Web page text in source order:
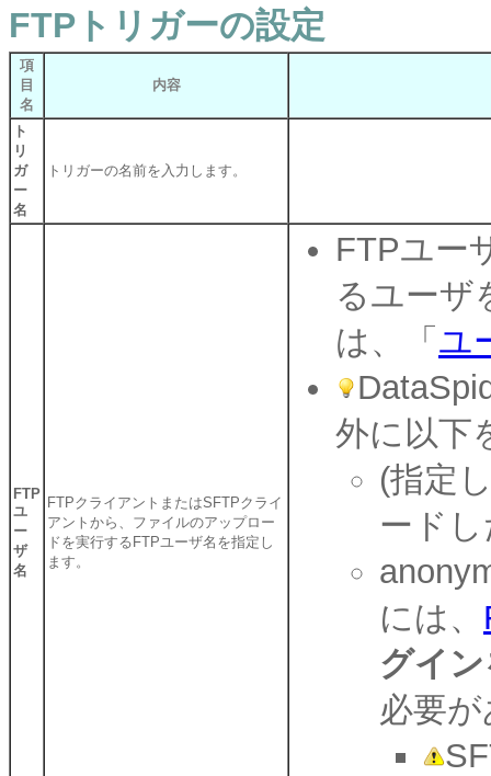
FTPトリガーの設定
項
目
名
内容
ト
リ
ガ
ー
名
トリガーの名前を入力します。
FTP
ユ
ー
ザ
名
FTPクライアントまたはSFTPクライ
アントから、ファイルのアップロー
ドを実行するFTPユーザ名を指定し
ます。
FTPユー
るユーザ
は、「 ユ
外に以下
(指定
ード
には、
グイ
必要